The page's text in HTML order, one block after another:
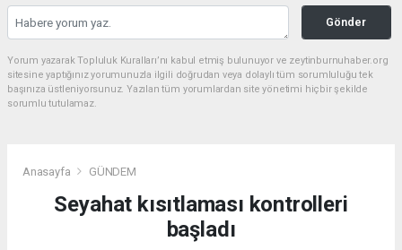
Gönder
Yorum yazarak Topluluk Kuralları’nı kabul etmiş bulunuyor ve zeytinburnuhaber.org
sitesine yaptığınız yorumunuzla ilgili doğrudan veya dolaylı tüm sorumluluğu tek
başınıza üstleniyorsunuz. Yazılan tüm yorumlardan site yönetimi hiçbir şekilde
sorumlu tutulamaz.
Anasayfa GÜNDEM
Seyahat kısıtlaması kontrolleri
başladı